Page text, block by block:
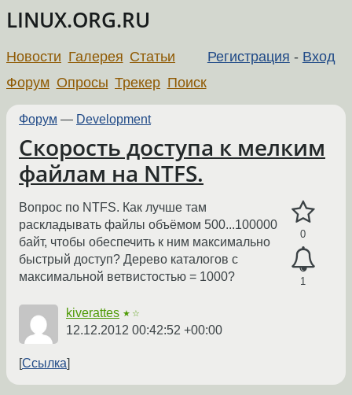
LINUX.ORG.RU
Регистрация - Вход
Новости Галерея Статьи
Форум Опросы Трекер Поиск
Форум — Development
Скорость доступа к мелким
файлам на NTFS.
0
1
Вопрос по NTFS. Как лучше там
раскладывать файлы объёмом 500...100000
байт, чтобы обеспечить к ним максимально
быстрый доступ? Дерево каталогов с
максимальной ветвистостью = 1000?
kiverattes ★☆
12.12.2012 00:42:52 +00:00
Ссылка